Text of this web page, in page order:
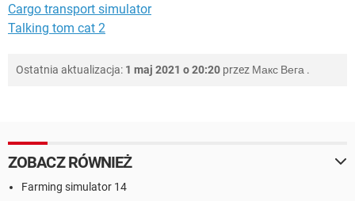
Cargo transport simulator
Talking tom cat 2
Ostatnia aktualizacja: 1 maj 2021 o 20:20 przez Макс Вега .
ZOBACZ RÓWNIEŻ
Farming simulator 14